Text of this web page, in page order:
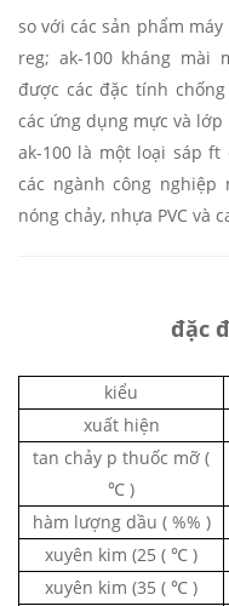
so với các sản phẩm
reg; ak-100kháng mài
được các đặc tính
các ứng dụng mực và lớp
ak-100 là một loại sáp
các ngành công
nóng chảy, nhựa PVC và
đặc
kiểu
xuất hiện
tan chảy p thuốc mỡ (
℃ )
hàm lượng dầu (%% )
xuyên kim (25 ( ℃ )
xuyên kim (35 ( ℃ )